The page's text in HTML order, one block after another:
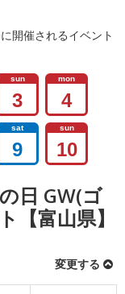
開催されるイベント
sun
3
mon
4
sat
9
sun
10
日 GW(ゴ
【富山県】
変更する